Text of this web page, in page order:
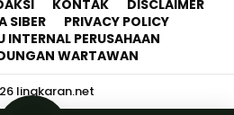
KONTAK
DISCLAIMER
SIBER
PRIVACY POLICY
INTERNAL PERUSAHAAN
WARTAWAN
lingkaran.net